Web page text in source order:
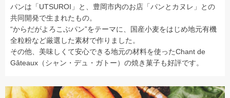
パンは「UTSUROI」と、豊岡市内のお店「パンとカヌレ」との
共同開発で生まれたもの。
“からだがよろこぶパン”をテーマに、国産小麦をはじめ地元有機
全粒粉など厳選した素材で作りました。
その他、美味しくて安心できる地元の材料を使ったChant de
Gâteaux（シャン・デュ・ガトー）の焼き菓子も好評です。